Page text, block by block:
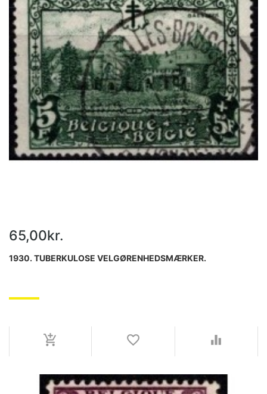
65,00kr.
1930. TUBERKULOSE VELGØRENHEDSMÆRKER.